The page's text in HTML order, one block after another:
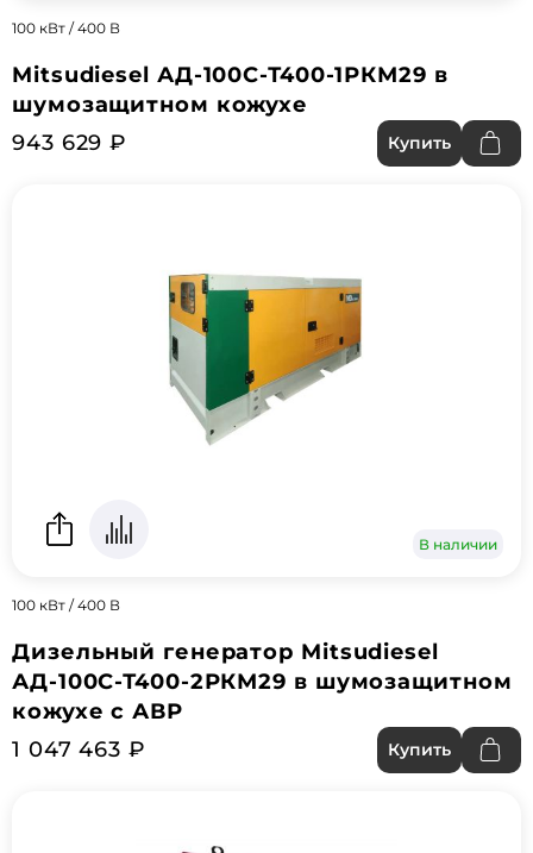
100 кВт / 400 В
Mitsudiesel АД-100С-Т400-1РКМ29 в
шумозащитном кожухе
943 629 ₽
Купить
В наличии
100 кВт / 400 В
Дизельный генератор Mitsudiesel
АД-100С-Т400-2РКМ29 в шумозащитном
кожухе с АВР
1 047 463 ₽
Купить